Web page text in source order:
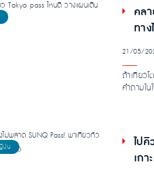
คล
ทา
21/05/
ถ้าเที่ยว
คำถามใ
ไป
เก